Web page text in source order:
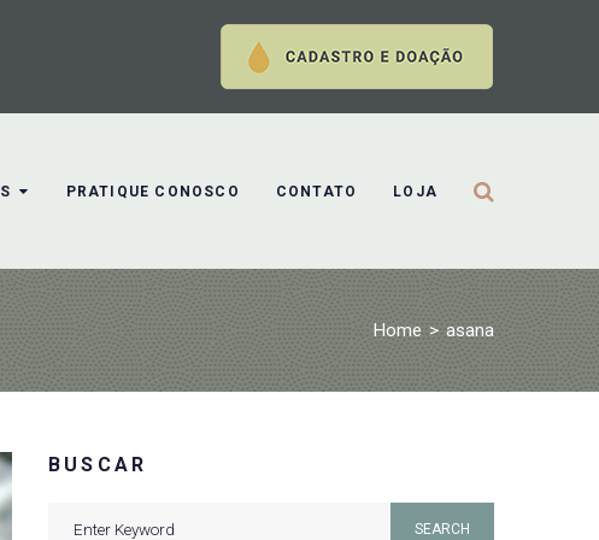
PRATIQUE CONOSCO CONTATO LOJA
Home > asana
BUSCAR
SEARCH